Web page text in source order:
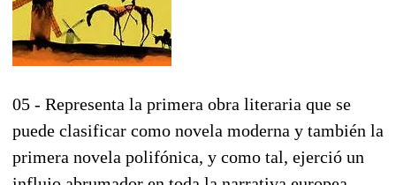
05 - Representa la primera obra literaria que se
puede clasificar como novela moderna y también la
primera novela polifónica, y como tal, ejerció un